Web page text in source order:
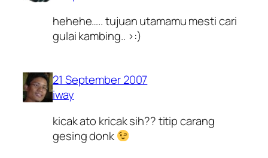
hehehe….. tujuan utamamu mesti cari
gulai kambing.. >:)
21 September 2007
iway
kicak ato kricak sih?? titip carang
gesing donk